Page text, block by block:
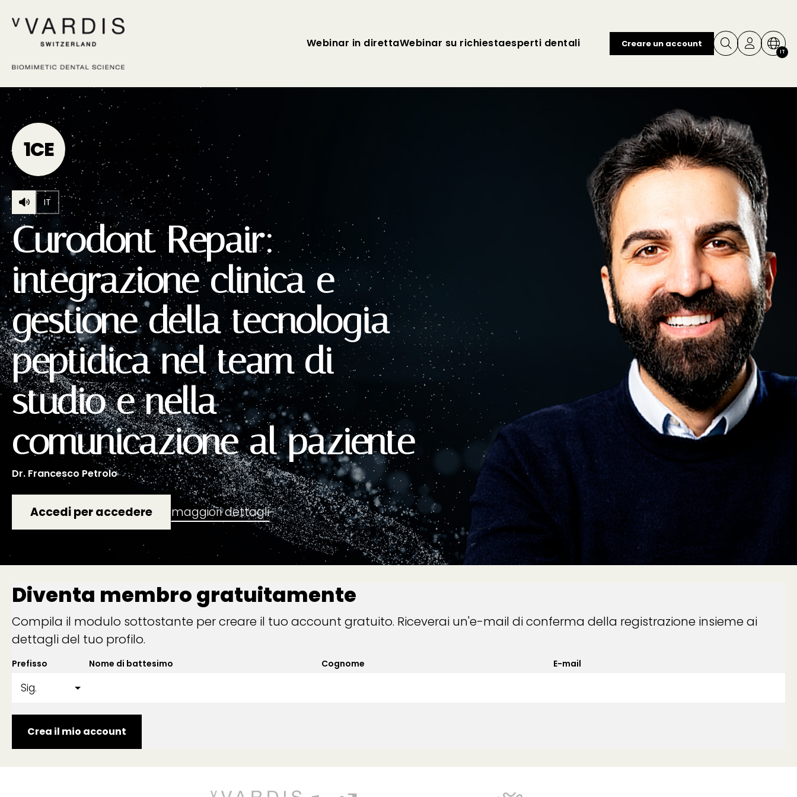
Webinar in direttaWebinar su richiestaesperti dentali Creare un account
IT
1CE Webinar su richiesta
IT
Curodont Repair:
integrazione clinica e
gestione della tecnologia
peptidica nel team di
studio e nella
comunicazione al paziente
Dr. Francesco Petrolo
Accedi per accedere maggiori dettagli
Diventa membro gratuitamente
Compila il modulo sottostante per creare il tuo account gratuito. Riceverai un'e-mail di conferma della registrazione insieme ai
dettagli del tuo profilo.
Prefisso Nome di battesimo Cognome E-mail
Crea il mio account